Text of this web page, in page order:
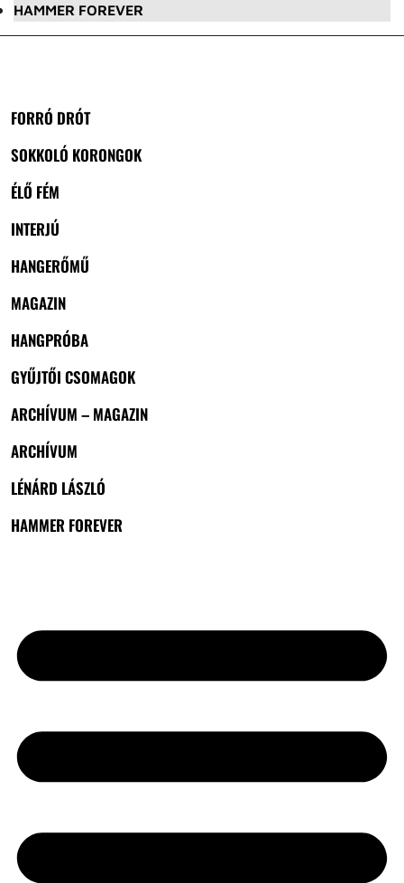
HAMMER FOREVER
FORRÓ DRÓT
SOKKOLÓ KORONGOK
ÉLŐ FÉM
INTERJÚ
HANGERŐMŰ
MAGAZIN
HANGPRÓBA
GYŰJTŐI CSOMAGOK
ARCHÍVUM – MAGAZIN
ARCHÍVUM
LÉNÁRD LÁSZLÓ
HAMMER FOREVER